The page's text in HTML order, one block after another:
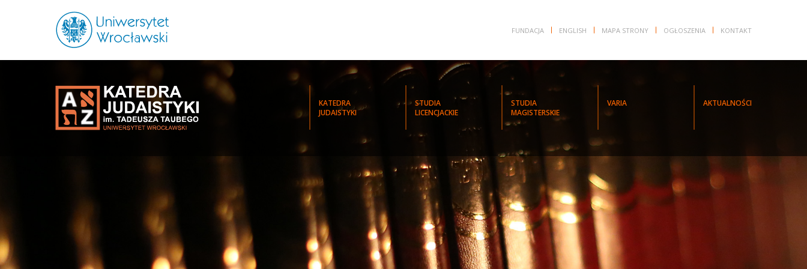
FUNDACJA ENGLISH MAPA STRONY OGŁOSZENIA KONTAKT
KATEDRA
JUDAISTYKI
STUDIA
LICENCJACKIE
STUDIA
MAGISTERSKIE
VARIA AKTUALNOŚCI